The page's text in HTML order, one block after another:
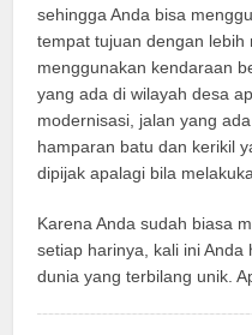
sehingga Anda bisa
tempat tujuan dengan lebih
menggunakan kendaraan
yang ada di wilayah desa
modernisasi, jalan yang
hamparan batu dan kerikil
dipijak apalagi bila
Karena Anda sudah biasa
setiap harinya, kali ini
dunia yang terbilang unik.